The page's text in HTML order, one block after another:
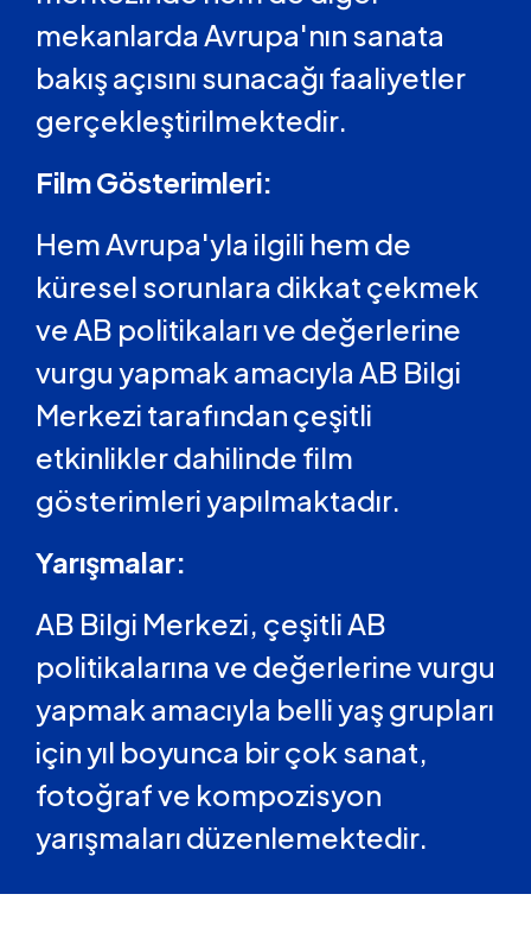
mekanlarda Avrupa'nın sanata
bakış açısını sunacağı faaliyetler
gerçekleştirilmektedir.
Film Gösterimleri:
Hem Avrupa'yla ilgili hem de
küresel sorunlara dikkat çekmek
ve AB politikaları ve değerlerine
vurgu yapmak amacıyla AB Bilgi
Merkezi tarafından çeşitli
etkinlikler dahilinde film
gösterimleri yapılmaktadır.
Yarışmalar:
AB Bilgi Merkezi, çeşitli AB
politikalarına ve değerlerine vurgu
yapmak amacıyla belli yaş grupları
için yıl boyunca bir çok sanat,
fotoğraf ve kompozisyon
yarışmaları düzenlemektedir.